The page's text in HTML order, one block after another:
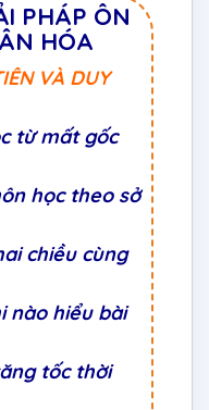
PHÁP ÔN
HÓA
VÀ DUY
từ mất gốc
học theo sở
chiều cùng
nào hiểu bài
tốc thời